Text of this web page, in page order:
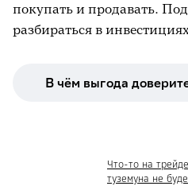
покупать и продавать.
разбираться в
В чём выгода
Что-то на
туземуна не